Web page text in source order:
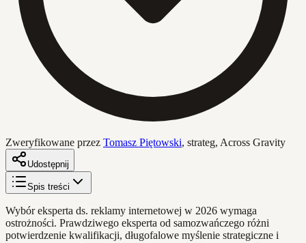
Zweryfikowane przez Tomasz Piętowski, strateg, Across Gravity
Udostępnij
Spis treści
Wybór eksperta ds. reklamy internetowej w 2026 wymaga
ostrożności. Prawdziwego eksperta od samozwańczego różni
potwierdzenie kwalifikacji, długofalowe myślenie strategiczne i